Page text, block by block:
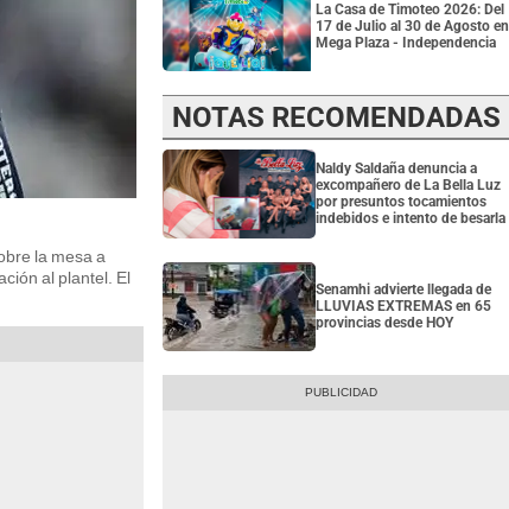
la mesa a
al plantel. El
La Casa de Timoteo 2026: Del
17 de Julio al 30 de Agosto en
Mega Plaza - Independencia
NOTAS RECOMENDADAS
Naldy Saldaña denuncia a
excompañero de La Bella Luz
por presuntos tocamientos
indebidos e intento de besarla
Senamhi advierte llegada de
LLUVIAS EXTREMAS en 65
provincias desde HOY